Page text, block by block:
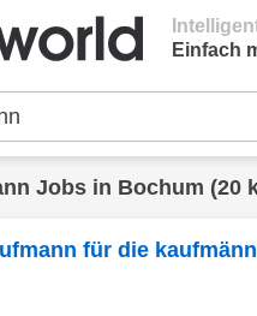
Einfach
Jobs in Bochum (20
für die